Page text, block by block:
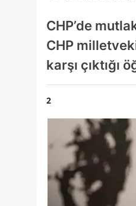
CHP’de
CHP
karşı çıktığı
2